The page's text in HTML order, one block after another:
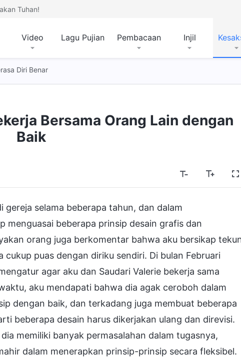
Tuhan!
Video Lagu Pujian Pembacaan Injil
Diri Benar
Bersama Orang Lain dengan
Baik
selama beberapa tahun, dan dalam
menguasai beberapa prinsip desain grafis dan
orang juga berkomentar bahwa aku bersikap
puas dengan diriku sendiri. Di bulan Februari
agar aku dan Saudari Valerie bekerja sama
aku mendapati bahwa dia agak ceroboh dalam
dengan baik, dan terkadang juga membuat beberapa
beberapa desain harus dikerjakan ulang dan direvisi.
memiliki banyak permasalahan dalam tugasnya,
dalam menerapkan prinsip-prinsip secara fleksibel.